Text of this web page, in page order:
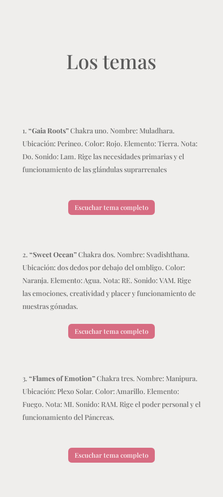
Los temas
“Gaia Roots”Chakra uno. Nombre: Muladhara.
Ubicación: Perineo. Color: Rojo. Elemento: Tierra. Nota:
Do. Sonido: Lam. Rige las necesidades primarias y el
funcionamiento de las glándulas suprarrenales
Escuchar tema completo
“Sweet Ocean”Chakra dos. Nombre: Svadishthana.
Ubicación: dos dedos por debajo del ombligo. Color:
Naranja. Elemento: Agua. Nota: RE. Sonido: VAM. Rige
las emociones, creatividad y placer y funcionamiento de
nuestras gónadas.
Escuchar tema completo
“Flames of Emotion”Chakra tres. Nombre: Manipura.
Ubicación: Plexo Solar. Color: Amarillo. Elemento:
Fuego. Nota: MI. Sonido: RAM. Rige el poder personal y el
funcionamiento del Páncreas.
Escuchar tema completo